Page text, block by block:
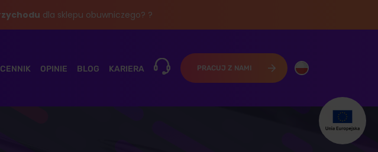
dla sklepu obuwniczego? ?
CENNIK OPINIE BLOG KARIERA PRACUJ Z NAMI